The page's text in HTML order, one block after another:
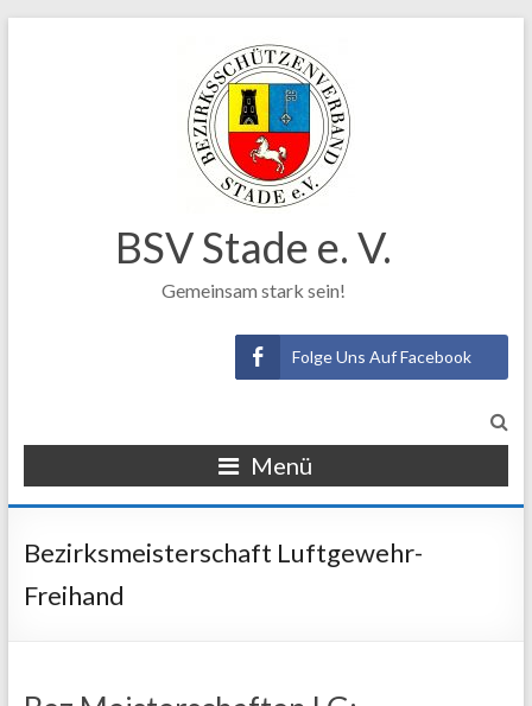
BSV Stade e. V.
Gemeinsam stark sein!
Folge Uns Auf Facebook
Menü
Bezirksmeisterschaft Luftgewehr-
Freihand